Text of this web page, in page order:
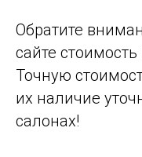
Обратите
сайте
Точную
их наличие
салонах!